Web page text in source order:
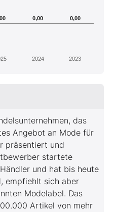
0,00 0,00
2024 2023
das
Angebot an Mode für
präsentiert und
startete
und hat bis heute
empfiehlt sich aber
Modelabel. Das
Artikel von mehr